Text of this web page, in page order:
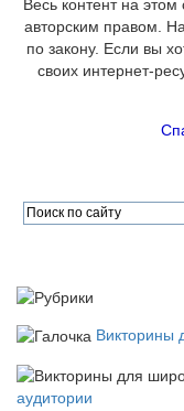
Весь контент на
авторским правом.
по закону. Если вы
своих интернет-
Викторины
аудитории